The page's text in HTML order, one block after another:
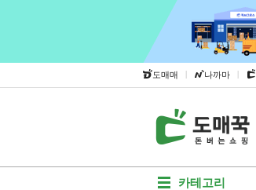
도매매 | 나까마 |
카테고리